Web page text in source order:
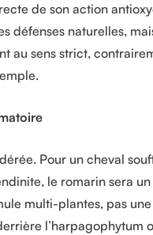
de son action
défenses naturelles,
au sens strict,
Pour un cheval
le romarin sera
multi-plantes, pas
l’harpagophytum